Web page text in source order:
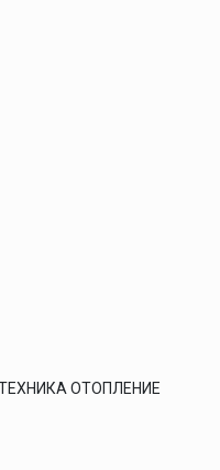
ОТОПЛЕНИЕ